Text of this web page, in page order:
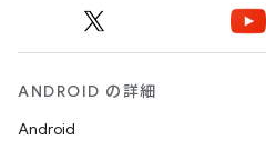
ANDROID の詳細
Android